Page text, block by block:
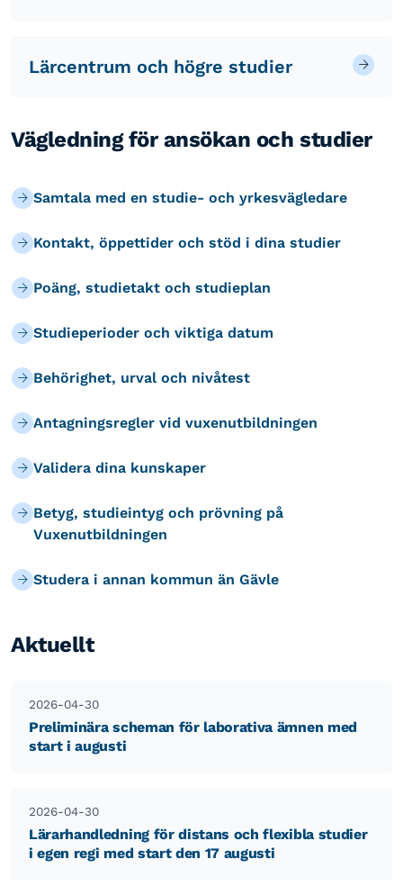
Lärcentrum och högre studier
Vägledning för ansökan och studier
Samtala med en studie- och yrkesvägledare
Kontakt, öppettider och stöd i dina studier
Poäng, studietakt och studieplan
Studieperioder och viktiga datum
Behörighet, urval och nivåtest
Antagningsregler vid vuxenutbildningen
Validera dina kunskaper
Betyg, studieintyg och prövning på
Vuxenutbildningen
Studera i annan kommun än Gävle
Aktuellt
2026-04-30
Preliminära scheman för laborativa ämnen med
start i augusti
2026-04-30
Lärarhandledning för distans och flexibla studier
i egen regi med start den 17 augusti